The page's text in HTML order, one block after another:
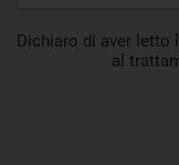
Dichiaro di aver letto
al